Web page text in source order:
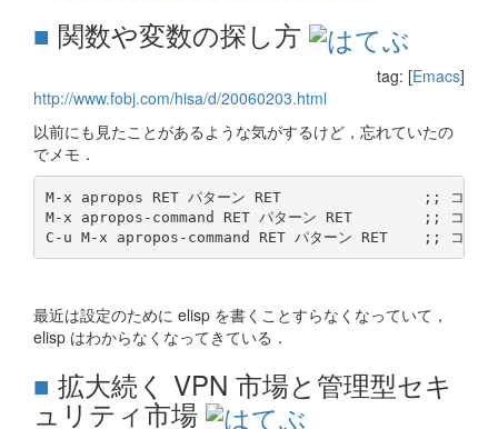
■ 関数や変数の探し方
tag: [Emacs]
http://www.fobj.com/hisa/d/20060203.html
以前にも見たことがあるような気がするけど，忘れていたの
でメモ．
M-x apropos RET パターン RET                ;; コマンド
M-x apropos-command RET パターン RET        ;; コマン
最近は設定のために elisp を書くことすらなくなっていて，
elisp はわからなくなってきている．
■ 拡大続く VPN 市場と管理型セキ
ュリティ市場